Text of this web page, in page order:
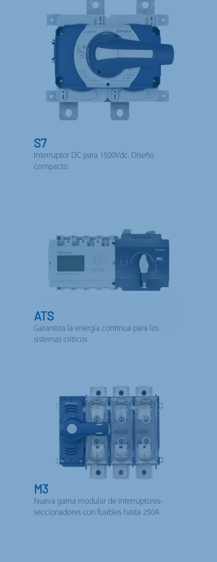
S7
Interruptor DC para 1500Vdc. Diseño
compacto
ATS
Garantiza la energía continua para los
sistemas críticos
M3
Nueva gama modular de interruptores-
seccionadores con fusibles hasta 250A